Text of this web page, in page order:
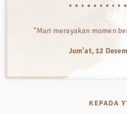
"Mari merayakan momen
Jum'at, 12
KEPADA